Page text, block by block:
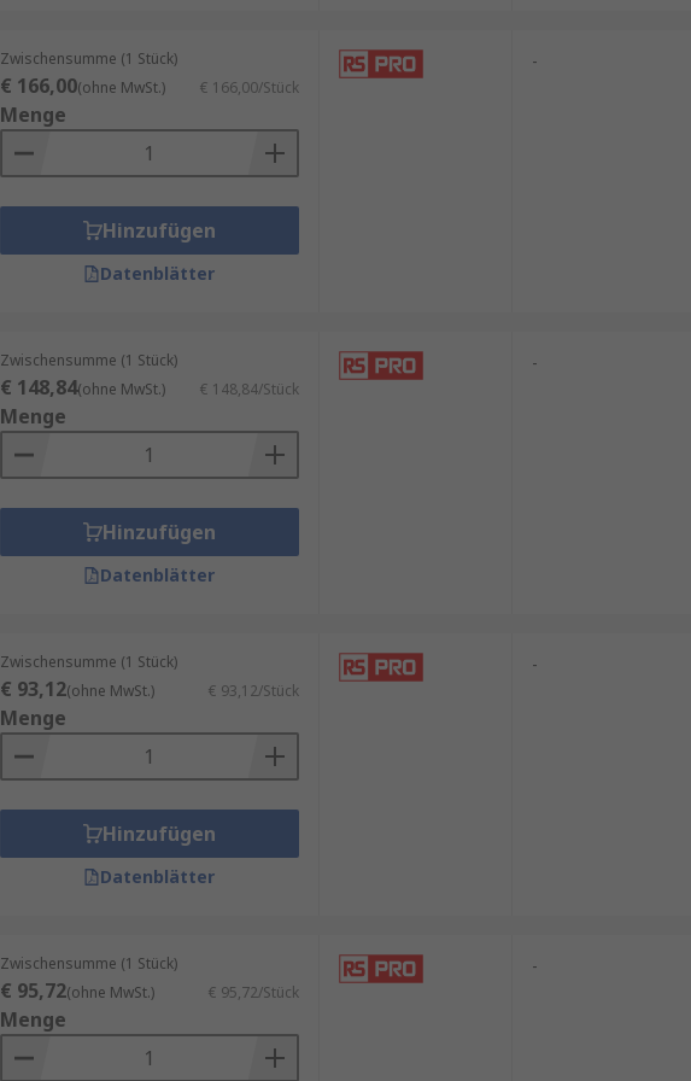
Zwischensumme (1 Stück)
€ 166,00(ohne MwSt.) € 166,00/Stück
Menge
Hinzufügen
Datenblätter
-
Zwischensumme (1 Stück)
€ 148,84(ohne MwSt.) € 148,84/Stück
Menge
Hinzufügen
Datenblätter
-
Zwischensumme (1 Stück)
€ 93,12(ohne MwSt.) € 93,12/Stück
Menge
Hinzufügen
Datenblätter
-
Zwischensumme (1 Stück)
€ 95,72(ohne MwSt.) € 95,72/Stück
Menge
-